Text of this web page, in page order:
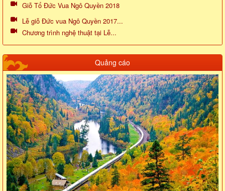
Giỗ Tổ Đức Vua Ngô Quyền 2018
Lễ giỗ Đức vua Ngô Quyền 2017...
Chương trình nghệ thuật tại Lễ...
Quảng cáo